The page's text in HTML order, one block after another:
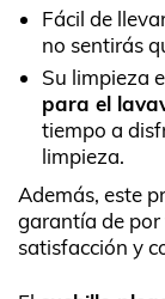
Fácil de
no sentirás
Su limpieza
para el
tiempo a
limpieza.
Además, este
garantía de
satisfacción y